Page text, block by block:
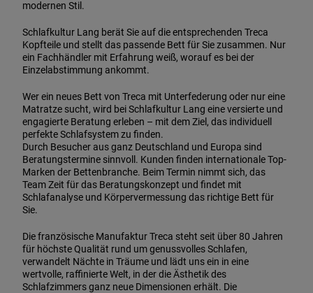
modernen Stil.
Schlafkultur Lang berät Sie auf die entsprechenden Treca
Kopfteile und stellt das passende Bett für Sie zusammen. Nur
ein Fachhändler mit Erfahrung weiß, worauf es bei der
Einzelabstimmung ankommt.
Wer ein neues Bett von Treca mit Unterfederung oder nur eine
Matratze sucht, wird bei Schlafkultur Lang eine versierte und
engagierte Beratung erleben – mit dem Ziel, das individuell
perfekte Schlafsystem zu finden.
Durch Besucher aus ganz Deutschland und Europa sind
Beratungstermine sinnvoll. Kunden finden internationale Top-
Marken der Bettenbranche. Beim Termin nimmt sich, das
Team Zeit für das Beratungskonzept und findet mit
Schlafanalyse und Körpervermessung das richtige Bett für
Sie.
Die französische Manufaktur Treca steht seit über 80 Jahren
für höchste Qualität rund um genussvolles Schlafen,
verwandelt Nächte in Träume und lädt uns ein in eine
wertvolle, raffinierte Welt, in der die Ästhetik des
Schlafzimmers ganz neue Dimensionen erhält. Die